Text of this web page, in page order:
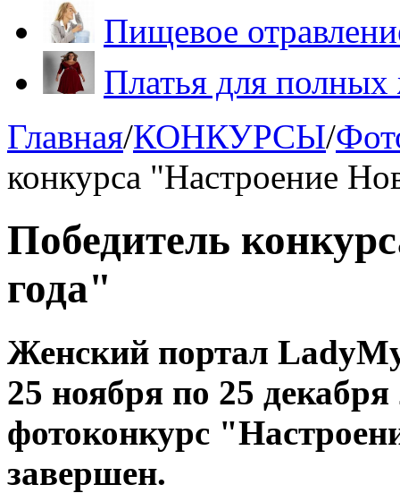
Пищевое
Платья для
Главная/КОНКУРСЫ/
конкурса "Настроение
Победитель
года"
Женский портал
25 ноября по 25
фотоконкурс
завершен.